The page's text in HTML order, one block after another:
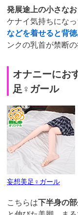
発展途上の小さな
ケナイ気持ちにな
などを着せると背
ンクの乳首が禁断
オナニーにお
足♀ガール
妄想美足♀ガール
こちらは下半身の